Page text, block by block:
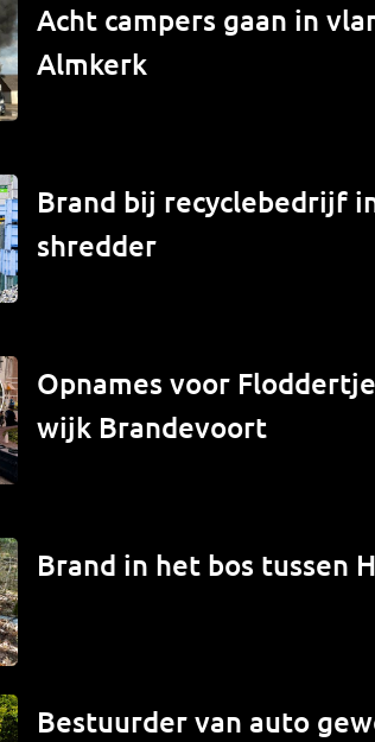
Acht campers gaan in
Almkerk
Brand bij recyclebedrijf
shredder
Opnames voor
wijk Brandevoort
Brand in het bos tussen
Bestuurder van auto